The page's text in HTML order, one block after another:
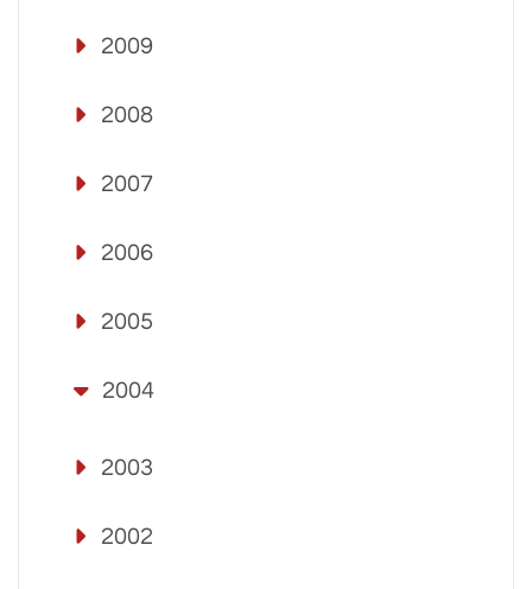
2009
2008
2007
2006
2005
2004
2003
2002